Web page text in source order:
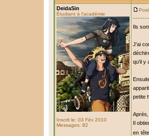
DeidaSin
Étudiant à l'académie
Inscrit le: 03 Fév 2010
Messages: 82
Ils
J'ai
qu'il y
petite
Il
en